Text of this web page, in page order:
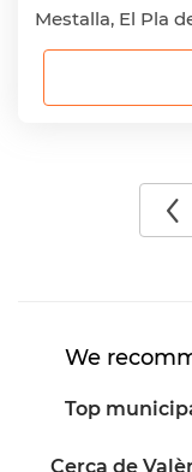
Mestalla, El Pla
We
Top
Cerca de